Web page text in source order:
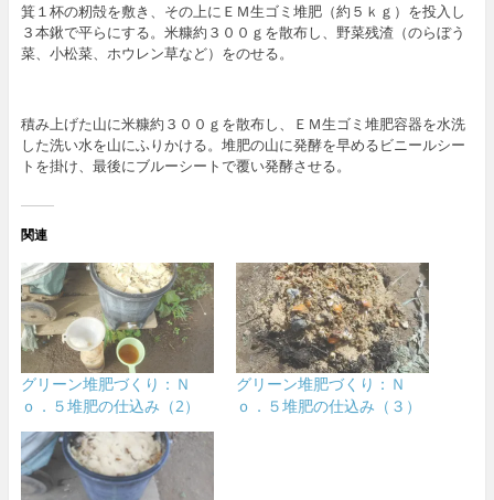
箕１杯の籾殻を敷き、その上にＥＭ生ゴミ堆肥（約５ｋｇ）を投入し
３本鍬で平らにする。米糠約３００ｇを散布し、野菜残渣（のらぼう
菜、小松菜、ホウレン草など）をのせる。
積み上げた山に米糠約３００ｇを散布し、ＥＭ生ゴミ堆肥容器を水洗
した洗い水を山にふりかける。堆肥の山に発酵を早めるビニールシー
トを掛け、最後にブルーシートで覆い発酵させる。
関連
グリーン堆肥づくり：Ｎ
ｏ．５堆肥の仕込み（2）
グリーン堆肥づくり：Ｎ
ｏ．５堆肥の仕込み（３）